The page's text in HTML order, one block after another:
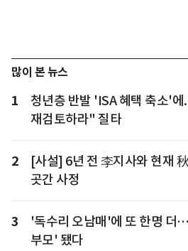
많이 본 뉴스
1
청년층 반발 'ISA 혜택 축소'
재검토하라" 질타
2
[사설] 6년 전 李지사와 현재
곳간 사정
3
'독수리 오남매'에 또 한명 더
부모' 됐다